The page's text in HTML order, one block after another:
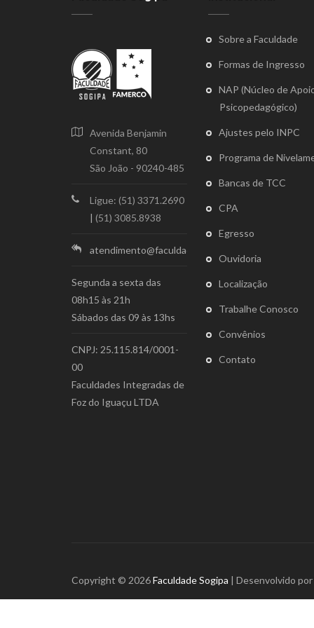
Avenida Benjamin
Constant, 80
São João - 90240-485
Ligue: (51) 3371.2690
| (51) 3085.8938
atendimento@faculdadesogipa.edu.br
Segunda a sexta das
08h15 às 21h
Sábados das 09 às 13hs
CNPJ: 25.115.814/0001-
00
Faculdades Integradas de
Foz do Iguaçu LTDA
Sobre a Faculdade
Formas de Ingresso
NAP (Núcleo de
Psicopedagógico)
Ajustes pelo INPC
Programa de
Bancas de TCC
CPA
Egresso
Ouvidoria
Localização
Trabalhe Conosco
Convênios
Contato
Copyright © 2026Faculdade Sogipa | Desenvolvido por